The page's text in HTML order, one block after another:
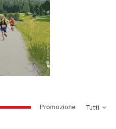
Tutti
­Promozione